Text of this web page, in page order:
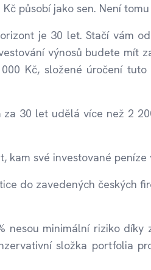
působí jako sen. Není
je 30 let. Stačí vám
výnosů budete mít
Kč, složené úročení tuto
30 let udělá více než 2
kam své investované peníze
do zavedených českých
nesou minimální riziko díky
složka portfolia